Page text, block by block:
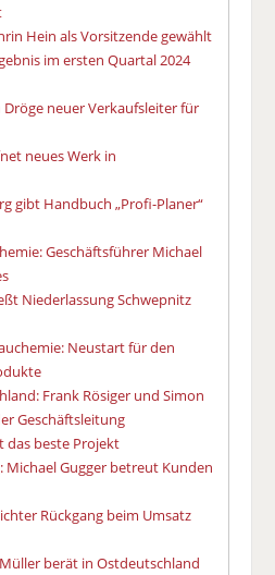
Hein als Vorsitzende gewählt
im ersten Quartal 2024
Dröge neuer Verkaufsleiter für
neues Werk in
gibt Handbuch „Profi-Planer“
Geschäftsführer Michael
Niederlassung Schwepnitz
Neustart für den
Frank Rösiger und Simon
Geschäftsleitung
das beste Projekt
Michael Gugger betreut Kunden
Rückgang beim Umsatz
berät in Ostdeutschland